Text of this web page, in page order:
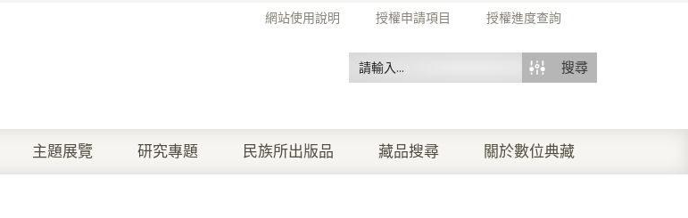
網站使用說明 授權申請項目 授權進度查詢
搜尋
主題展覽 研究專題 民族所出版品 藏品搜尋 關於數位典藏